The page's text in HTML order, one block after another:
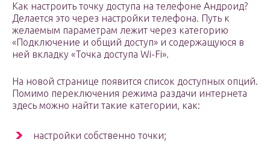
Как настроить точку доступа на телефоне Андроид?
Делается это через настройки телефона. Путь к
желаемым параметрам лежит через категорию
«Подключение и общий доступ» и содержащуюся в
ней вкладку «Точка доступа Wi-Fi».
На новой странице появится список доступных опций.
Помимо переключения режима раздачи интернета
здесь можно найти такие категории, как:
настройки собственно точки;